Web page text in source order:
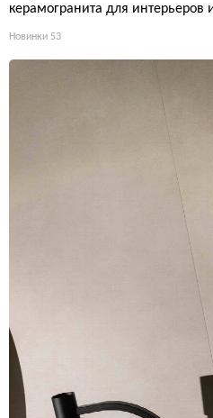
керамогранита для интерьеров
Новинки 53